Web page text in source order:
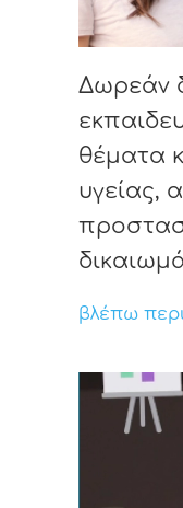
Δωρεάν
θέματα
υγείας,
βλέπω